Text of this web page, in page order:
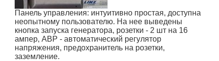
Панель управления: интуитивно простая, доступна
неопытному пользователю. На нее выведены
кнопка запуска генератора, розетки - 2 шт на 16
ампер, АВР - автоматический регулятор
напряжения, предохранитель на розетки,
заземление.